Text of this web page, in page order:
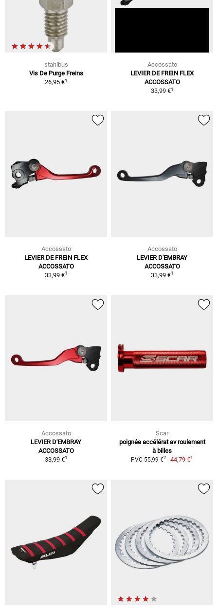
stahlbus
Vis De Purge Freins
26,95 €1
Accossato
LEVIER DE FREIN FLEX
ACCOSSATO
33,99 €1
Accossato
LEVIER DE FREIN FLEX
ACCOSSATO
33,99 €1
Accossato
LEVIER D'EMBRAY
ACCOSSATO
33,99 €1
Accossato
LEVIER D'EMBRAY
ACCOSSATO
33,99 €1
Scar
poignée accélérat av roulement
à billes
PVC 55,99 €2 44,79 €1